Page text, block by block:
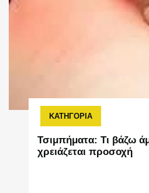
ΚΑΤΗΓΟΡΙΑ
Τσιμπήματα: Τι βάζω
χρειάζεται προσοχή